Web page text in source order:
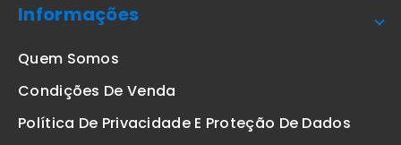
Informações
Quem Somos
Condições De Venda
Política De Privacidade E Proteção De Dados